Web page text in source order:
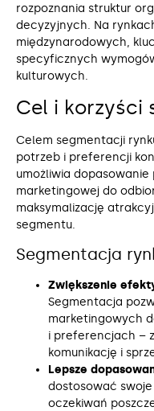
rozpoznania struktur
decyzyjnych. Na
międzynarodowych,
specyficznych
kulturowych.
Cel i korzyści
Celem segmentacji
potrzeb i preferencji
umożliwia dopasowanie
marketingowej do
maksymalizację
segmentu.
Segmentacja
Zwiększenie
Segmentacja
marketingowych
i preferencjach –
komunikację i
Lepsze
dostosować
oczekiwań